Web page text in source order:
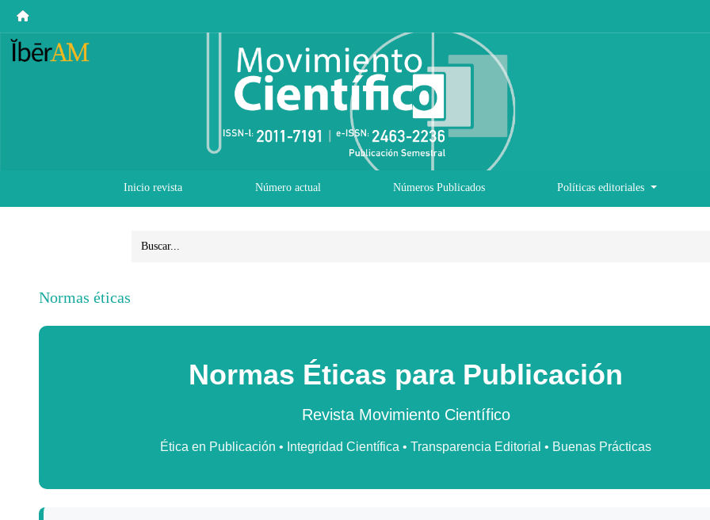
Inicio revista Número actual Números Publicados Políticas editoriales
Normas éticas
Normas Éticas para Publicación
Revista Movimiento Científico
Ética en Publicación • Integridad Científica • Transparencia Editorial • Buenas Prácticas